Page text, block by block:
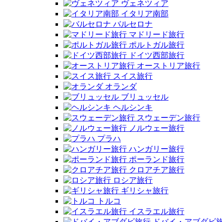
ヴェネツィア
イタリア南部
バルセロナ
マドリード旅行
ポルトガル旅行
ドイツ西部旅行
オーストリア旅行
スイス旅行
オランダ
ブリュッセル
ヘルシンキ
スウェーデン旅行
ノルウェー旅行
プラハ
ハンガリー旅行
ポーランド旅行
クロアチア旅行
ロシア旅行
ギリシャ旅行
トルコ
イスラエル旅行